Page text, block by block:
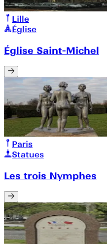
Lille
Église
Église Saint-Michel
Paris
Statues
Les trois Nymphes